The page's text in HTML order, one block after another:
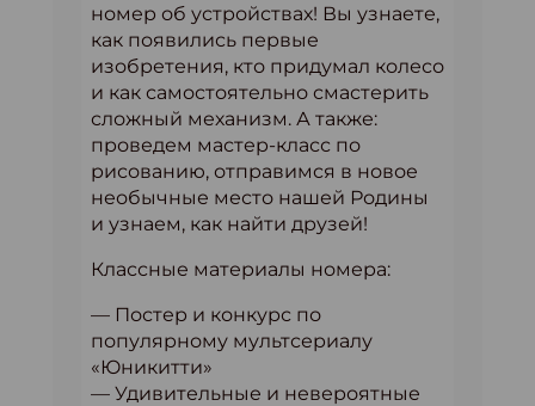
номер об устройствах! Вы узнаете,
как появились первые
изобретения, кто придумал колесо
и как самостоятельно смастерить
сложный механизм. А также:
проведем мастер-класс по
рисованию, отправимся в новое
необычные место нашей Родины
и узнаем, как найти друзей!
Классные материалы номера:
— Постер и конкурс по
популярному мультсериалу
«Юникитти»
— Удивительные и невероятные